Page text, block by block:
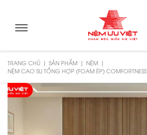
Toggle
TRANG CHỦ SẢN PHẨM
NỆM
NỆM CAO SU TỔNG HỢP (FOAM ÉP) COMFORTNESS